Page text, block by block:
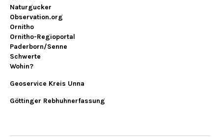
Naturgucker
Observation.org
Ornitho
Ornitho-Regioportal
Paderborn/Senne
Schwerte
Wohin?
Geoservice Kreis Unna
Göttinger Rebhuhnerfassung